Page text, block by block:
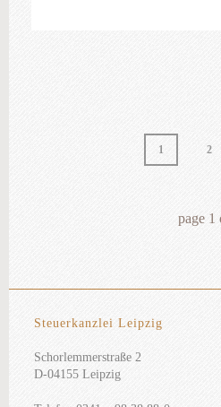
1 2
page 1
Steuerkanzlei Leipzig
Schorlemmerstraße 2
D-04155 Leipzig